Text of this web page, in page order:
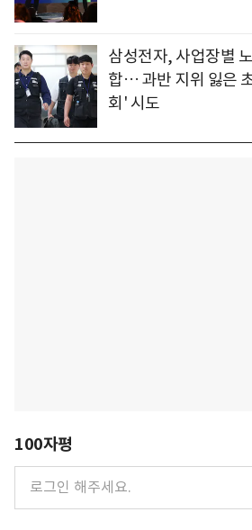
삼성전자, 사업장별
합… 과반 지위 잃은
회' 시도
100자평